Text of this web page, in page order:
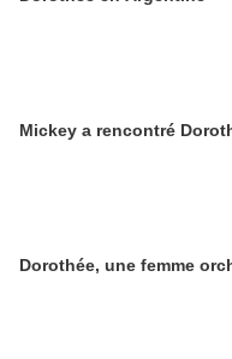
Mickey a rencontré
Dorothée, une femme